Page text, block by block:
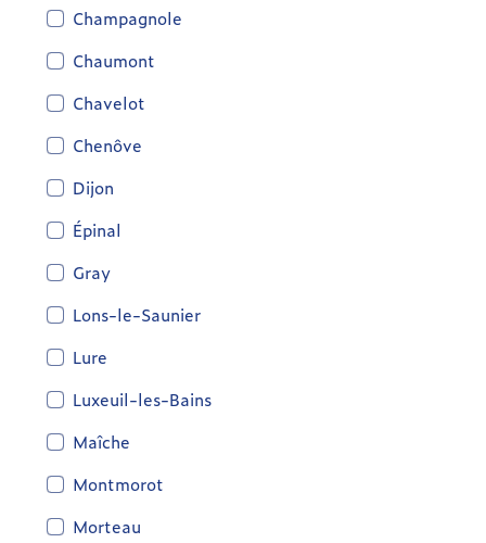
Champagnole
Chaumont
Chavelot
Chenôve
Dijon
Épinal
Gray
Lons-le-Saunier
Lure
Luxeuil-les-Bains
Maîche
Montmorot
Morteau